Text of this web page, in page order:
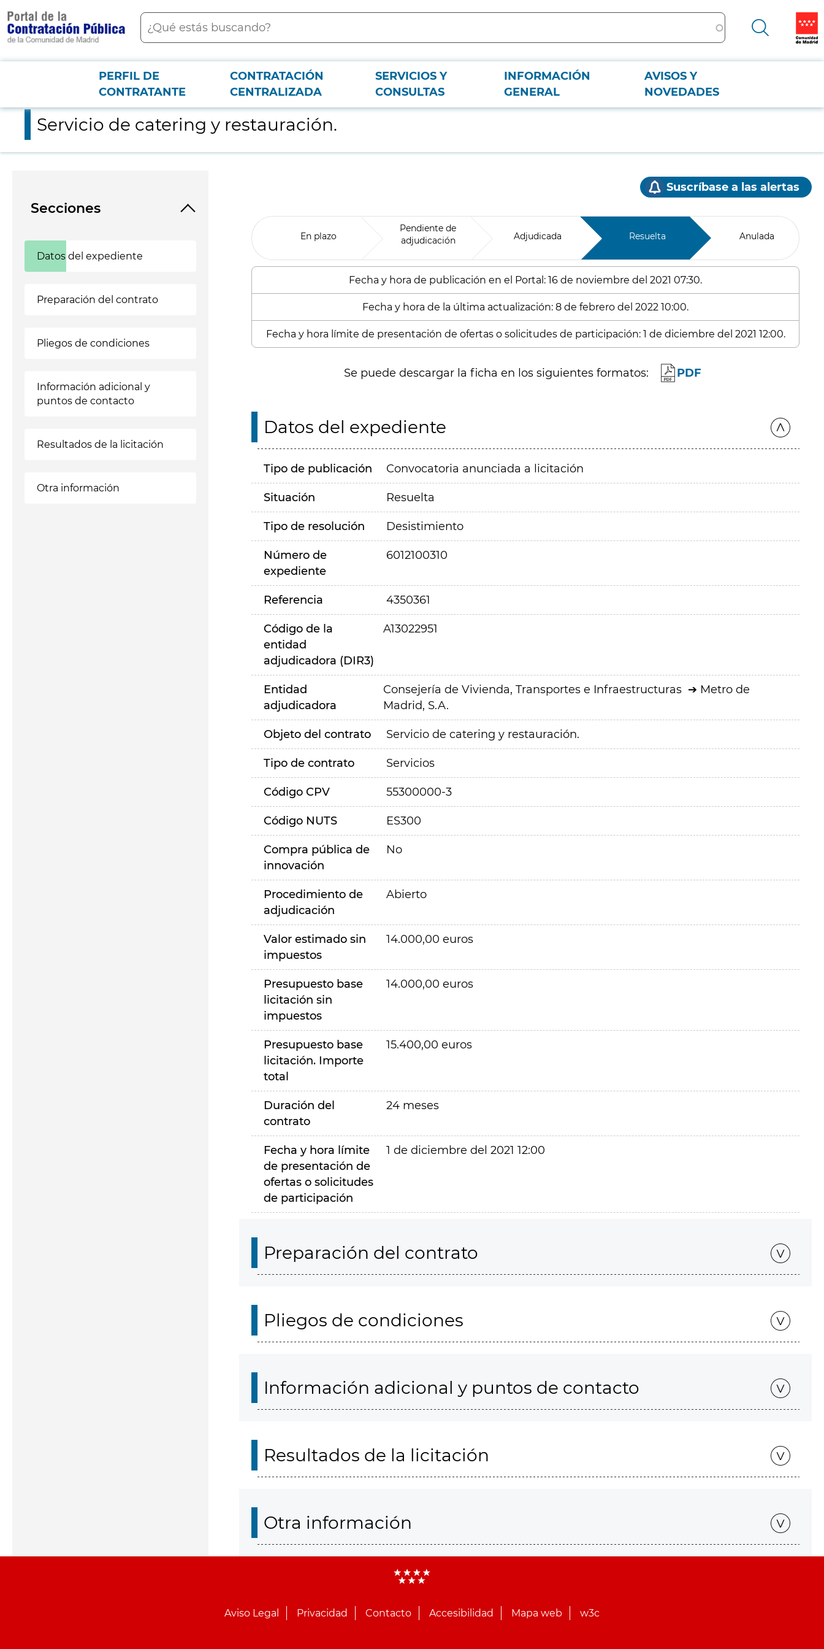
contenido
principal
Buscar
Menú PCON
PERFIL DE
CONTRATANTE
CONTRATACIÓN
CENTRALIZADA
SERVICIOS Y
CONSULTAS
INFORMACIÓN
GENERAL
AVISOS Y
NOVEDADES
Servicio de catering y restauración.
Servicio de catering y restauración.
Secciones
Datos del expediente
Preparación del contrato
Pliegos de condiciones
Información adicional y
puntos de contacto
Resultados de la licitación
Otra información
Suscríbase a las alertas
En plazo
Pendiente de
adjudicación
Adjudicada Resuelta Anulada
Fecha y hora de publicación en el Portal: 16 de noviembre del 2021 07:30.
Fecha y hora de la última actualización: 8 de febrero del 2022 10:00.
Fecha y hora límite de presentación de ofertas o solicitudes de participación: 1 de diciembre del 2021 12:00.
Se puede descargar la ficha en los siguientes formatos: PDF
Datos del expediente
Tipo de publicación Convocatoria anunciada a licitación
Situación Resuelta
Tipo de resolución Desistimiento
Número de
expediente
6012100310
Referencia 4350361
Código de la
entidad
adjudicadora (DIR3)
A13022951
Entidad
adjudicadora
Consejería de Vivienda, Transportes e Infraestructuras
Metro de
Madrid, S.A.
Objeto del contrato Servicio de catering y restauración.
Tipo de contrato Servicios
Código CPV 55300000-3
Código NUTS ES300
Compra pública de
innovación
No
Procedimiento de
adjudicación
Abierto
Valor estimado sin
impuestos
14.000,00 euros
Presupuesto base
licitación sin
impuestos
14.000,00 euros
Presupuesto base
licitación. Importe
total
15.400,00 euros
Duración del
contrato
24 meses
Fecha y hora límite
de presentación de
ofertas o solicitudes
de participación
1 de diciembre del 2021 12:00
Preparación del contrato
Pliegos de condiciones
Información adicional y puntos de contacto
Resultados de la licitación
Otra información
Aviso Legal Privacidad Contacto Accesibilidad Mapa web w3c